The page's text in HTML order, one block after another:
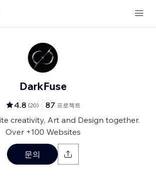
DarkFuse
4.8 (20) 87 프로젝트
creativity, Art and Design together.
Over +100 Websites
문의